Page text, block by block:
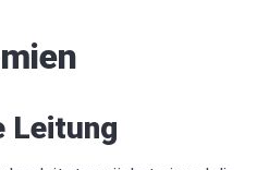
Leitung